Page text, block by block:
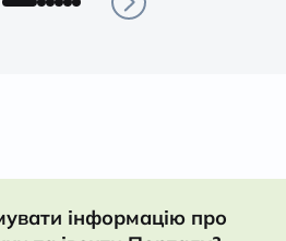
інформацію про